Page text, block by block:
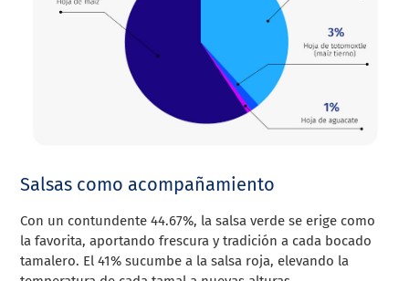
Salsas como acompañamiento
Con un contundente 44.67%, la salsa verde se erige como
la favorita, aportando frescura y tradición a cada bocado
tamalero. El 41% sucumbe a la salsa roja, elevando la